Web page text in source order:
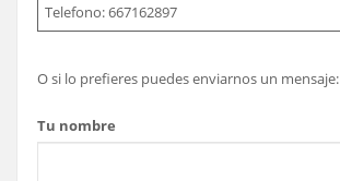
Telefono: 667162897
O si lo prefieres puedes enviarnos un mensaje:
Tu nombre